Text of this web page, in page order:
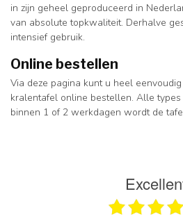
in zijn geheel geproduceerd in
van absolute topkwaliteit. Derhalve
intensief gebruik.
Online bestellen
Via deze pagina kunt u heel
kralentafel online bestellen. Alle
binnen 1 of 2 werkdagen wordt de